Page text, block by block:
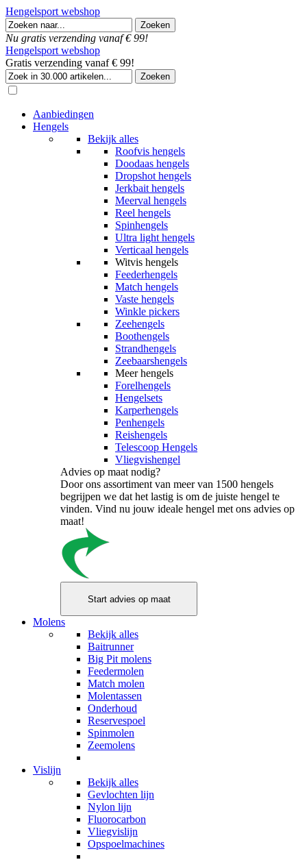
Hengelsport webshop
Nu gratis verzending vanaf € 99!
Hengelsport webshop
Gratis verzending vanaf € 99!
Aanbiedingen
Hengels
Bekijk alles
Roofvis hengels
Doodaas hengels
Dropshot hengels
Jerkbait hengels
Meerval hengels
Reel hengels
Spinhengels
Ultra light hengels
Verticaal hengels
Witvis hengels
Feederhengels
Match hengels
Vaste hengels
Winkle pickers
Zeehengels
Boothengels
Strandhengels
Zeebaarshengels
Meer hengels
Forelhengels
Hengelsets
Karperhengels
Penhengels
Reishengels
Telescoop Hengels
Vliegvishengel
Advies op maat nodig?
Door ons assortiment van meer van 1500 hengels
begrijpen we dat het lastig is om de juiste hengel te
vinden. Vind nu jouw ideale hengel met ons advies op
maat!
Molens
Bekijk alles
Baitrunner
Big Pit molens
Feedermolen
Match molen
Molentassen
Onderhoud
Reservespoel
Spinmolen
Zeemolens
Vislijn
Bekijk alles
Gevlochten lijn
Nylon lijn
Fluorocarbon
Vliegvislijn
Opspoelmachines